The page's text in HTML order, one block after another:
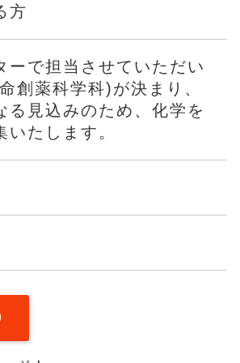
方
ーで担当させていただい
創薬科学科)が決まり、
る見込みのため、化学を
たします。